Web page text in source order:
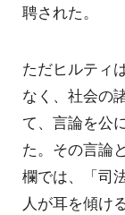
聘された。
ただヒルティ
なく、社会の
て、言論を公
た。その言論
欄では、「司
人が耳を傾け